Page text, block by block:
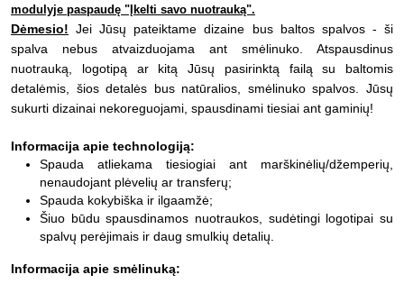
modulyje paspaudę "Įkelti savo nuotrauką".
Dėmesio! Jei Jūsų pateiktame dizaine bus baltos spalvos - ši
spalva nebus atvaizduojama ant smėlinuko. Atspausdinus
nuotrauką, logotipą ar kitą Jūsų pasirinktą failą su baltomis
detalėmis, šios detalės bus natūralios, smėlinuko spalvos. Jūsų
sukurti dizainai nekoreguojami, spausdinami tiesiai ant gaminių!
Informacija apie technologiją:
Spauda atliekama tiesiogiai ant marškinėlių/džemperių,
nenaudojant plėvelių ar transferų;
Spauda kokybiška ir ilgaamžė;
Šiuo būdu spausdinamos nuotraukos, sudėtingi logotipai su
spalvų perėjimais ir daug smulkių detalių.
Informacija apie smėlinuką: